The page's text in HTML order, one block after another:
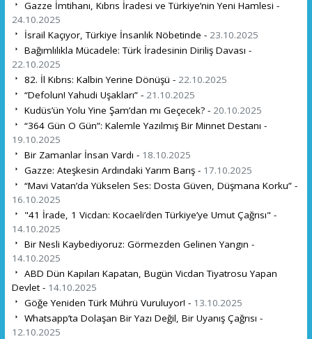
Gazze İmtihanı, Kıbrıs İradesi ve Türkiye’nin Yeni Hamlesi -
24.10.2025
İsrail Kaçıyor, Türkiye İnsanlık Nöbetinde - 23.10.2025
Bağımlılıkla Mücadele: Türk İradesinin Diriliş Davası -
22.10.2025
82. İl Kıbrıs: Kalbin Yerine Dönüşü - 22.10.2025
“Defolun! Yahudi Uşakları” - 21.10.2025
Kudüs’ün Yolu Yine Şam’dan mı Geçecek? - 20.10.2025
“364 Gün O Gün”: Kalemle Yazılmış Bir Minnet Destanı -
19.10.2025
Bir Zamanlar İnsan Vardı - 18.10.2025
Gazze: Ateşkesin Ardındaki Yarım Barış - 17.10.2025
“Mavi Vatan’da Yükselen Ses: Dosta Güven, Düşmana Korku” -
16.10.2025
"41 İrade, 1 Vicdan: Kocaeli’den Türkiye’ye Umut Çağrısı" -
14.10.2025
Bir Nesli Kaybediyoruz: Görmezden Gelinen Yangın -
14.10.2025
ABD Dün Kapıları Kapatan, Bugün Vicdan Tiyatrosu Yapan
Devlet - 14.10.2025
Göğe Yeniden Türk Mührü Vuruluyor! - 13.10.2025
Whatsapp’ta Dolaşan Bir Yazı Değil, Bir Uyanış Çağrısı -
12.10.2025